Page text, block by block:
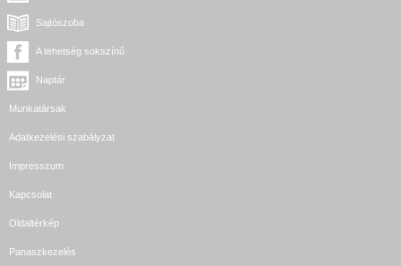
Sajtószoba
A tehetség sokszínű
Naptár
Munkatársak
Adatkezelési szabályzat
Impresszum
Kapcsolat
Oldaltérkép
Panaszkezelés